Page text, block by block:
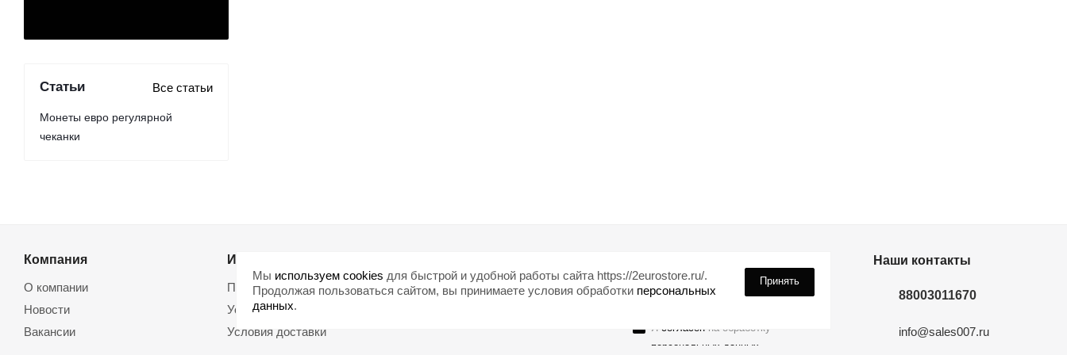
Статьи Все статьи
Монеты евро регулярной
чеканки
Компания
О компании
Новости
Вакансии
Информация
Помощь
Условия оплаты
Условия доставки
Блог
Я согласенна обработку
персональных данных
Наши контакты
88003011670
info@sales007.ru
Мы используем cookies для быстрой и удобной работы сайта https://2eurostore.ru/.
Продолжая пользоваться сайтом, вы принимаете условия обработки персональных
данных.
Принять